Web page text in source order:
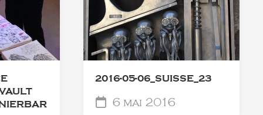
2016-05-06_SUISSE_23
6 mai 2016